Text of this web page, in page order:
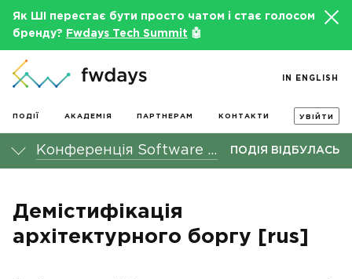
Як ШІ перестає бути просто чатом і стає голосом
бренду?
Fwdays Tech Summit 🤖
ПОДІЇ АКАДЕМІЯ ПАРТНЕРАМ КОНТАКТИ УВІЙТИ
IN ENGLISH
Конференція Software Architecture fwdays'21 ПОДІЯ ВІДБУЛАСЬ
Демістифікація
архітектурного боргу [rus]